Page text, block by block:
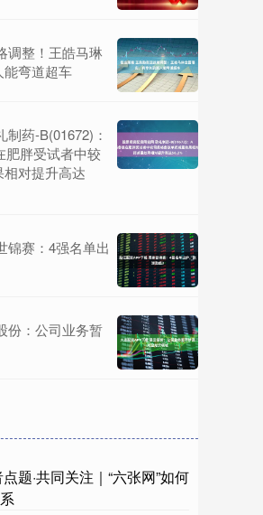
调整！王皓马琳
弯道超车
药-B(01672)：
肥胖受试者中较
对提升高达
锦赛：4强名单出
份：公司业务暂
题·共同关注｜“六张网”如何